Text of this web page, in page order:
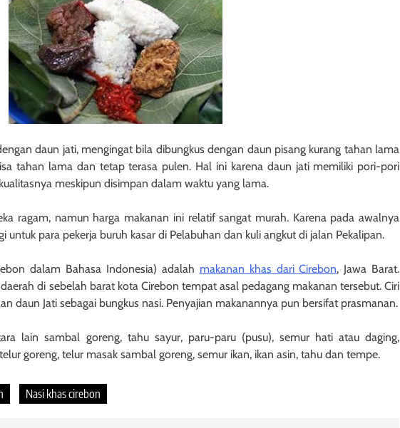
daun jati, mengingat bila dibungkus dengan daun pisang kurang tahan lama
tahan lama dan tetap terasa pulen. Hal ini karena daun jati memiliki pori-pori
meskipun disimpan dalam waktu yang lama.
ragam, namun harga makanan ini relatif sangat murah. Karena pada awalnya
untuk para pekerja buruh kasar di Pelabuhan dan kuli angkut di jalan Pekalipan.
dalam Bahasa Indonesia) adalah makanan khas dari Cirebon, Jawa Barat.
di sebelah barat kota Cirebon tempat asal pedagang makanan tersebut. Ciri
daun Jati sebagai bungkus nasi. Penyajian makanannya pun bersifat prasmanan.
lain sambal goreng, tahu sayur, paru-paru (pusu), semur hati atau daging,
goreng, telur masak sambal goreng, semur ikan, ikan asin, tahu dan tempe.
Nasi khas cirebon